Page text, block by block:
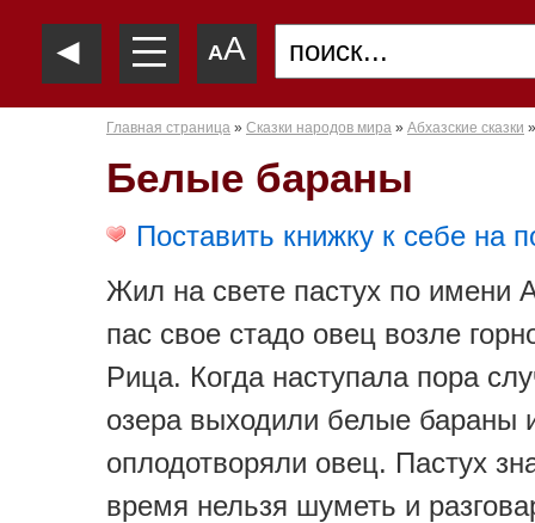
◄ —
—
— AA
Главная страница » Сказки народов мира » Абхазские сказки »
Белые бараны
Поставить книжку к себе на
Жил на свете пастух по имени
пас свое стадо овец возле
Рица. Когда наступала пора
озера выходили белые бараны
оплодотворяли овец. Пастух
время нельзя шуметь и